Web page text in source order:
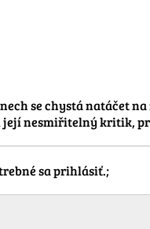
se chystá natáčet na
její nesmiřitelný kritik,
sa prihlásiť.;